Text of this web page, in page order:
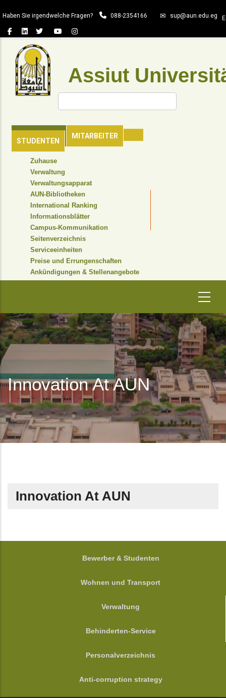
zum
Inhalt
Haben Sie irgendwelche Fragen? 088-2354166 sup@aun.edu.eg
Assiut
MITARBEITER
STUDENTEN
Suche
HEADER
NAVIGATION
Zuhause
Verwaltung
Verwaltungsapparat
AUN-Bibliotheken
International Ranking
Informationsblätter
Campus-Kommunikation
Seitenverzeichnis
Serviceeinheiten
Preise und Errungenschaften
Ankündigungen & Stellenangebote
Innovation At AUN
Innovation At AUN
FOOTER
Bewerber & Studenten
Wohnen und Transport
Verwaltung
Behinderten-Service
Personalverzeichnis
Anti-corruption strategy